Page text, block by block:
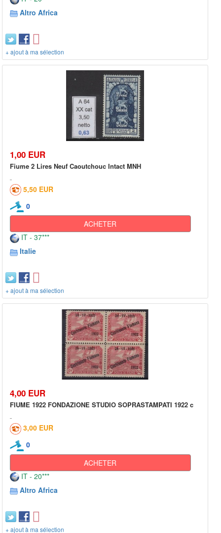
Altro Africa
+ ajout à ma sélection
1,00 EUR
Fiume 2 Lires Neuf Caoutchouc Intact MNH
5,50 EUR
0
ACHETER
IT - 37***
Italie
+ ajout à ma sélection
4,00 EUR
FIUME 1922 FONDAZIONE STUDIO SOPRASTAMPATI 1922 c
3,00 EUR
0
ACHETER
IT - 20***
Altro Africa
+ ajout à ma sélection